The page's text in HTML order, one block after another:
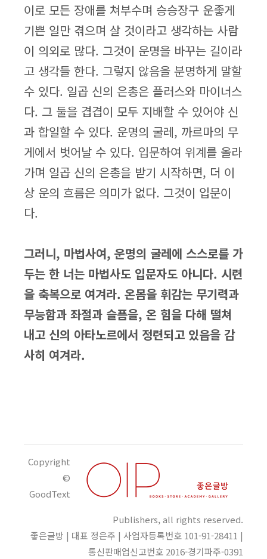
이로 모든 장애를 쳐부수며 승승장구 운좋게
기쁜 일만 겪으며 살 것이라고 생각하는 사람
이 의외로 많다. 그것이 운명을 바꾸는 길이라
고 생각들 한다. 그렇지 않음을 분명하게 말할
수 있다. 일곱 신의 은총은 플러스와 마이너스
다. 그 둘을 겹겹이 모두 지배할 수 있어야 신
과 합일할 수 있다. 운명의 굴레, 까르마의 무
게에서 벗어날 수 있다. 입문하여 위계를 올라
가며 일곱 신의 은총을 받기 시작하면, 더 이
상 운의 흐름은 의미가 없다. 그것이 입문이
다.
그러니, 마법사여, 운명의 굴레에 스스로를 가
두는 한 너는 마법사도 입문자도 아니다. 시련
을 축복으로 여겨라. 온몸을 휘감는 무기력과
무능함과 좌절과 슬픔을, 온 힘을 다해 떨쳐
내고 신의 아타노르에서 정련되고 있음을 감
사히 여겨라.
Copyright
©
GoodText
Publishers, all rights reserved.
좋은글방 | 대표 정은주 | 사업자등록번호 101-91-28411 |
통신판매업신고번호 2016-경기파주-0391